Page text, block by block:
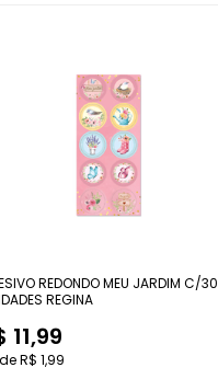
REDONDO MEU JARDIM C/30
REGINA
11,99
R$ 1,99